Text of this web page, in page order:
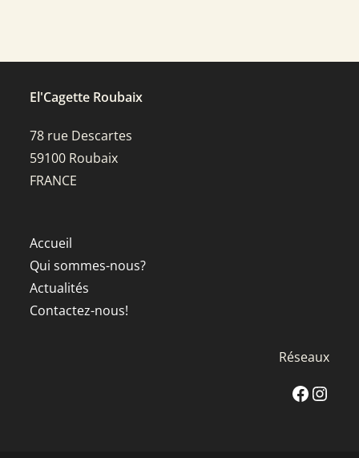
El'Cagette Roubaix
78 rue Descartes
59100 Roubaix
FRANCE
Accueil
Qui sommes-nous?
Actualités
Contactez-nous!
Réseaux
Facebook